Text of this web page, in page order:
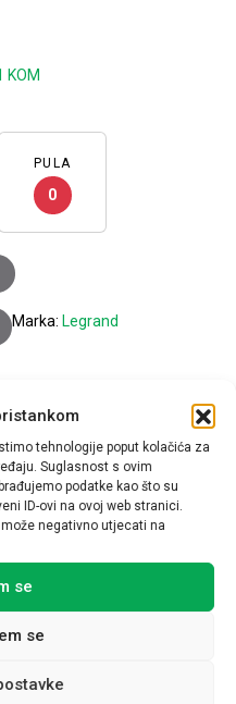
tehnologije poput kolačića za
Suglasnost s ovim
podatke kao što su
ID-ovi na ovoj web stranici.
negativno utjecati na
se
se
KOM
PULA
0
njemački standard, 2 modula
Marka: Legrand